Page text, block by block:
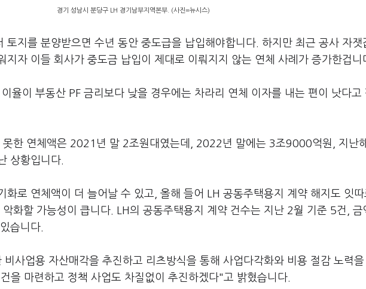
경기 성남시 분당구 LH 경기남부지역본부. (사진=뉴시스)
토지를 분양받으면 수년 동안 중도급을 납입해야합니다. 하지만 최근 공사 자잿
지자 이들 회사가 중도금 납입이 제대로 이뤄지지 않는 연체 사례가 증가한겁니
율이 부동산 PF 금리보다 낮을 경우에는 차라리 연체 이자를 내는 편이 낫다고
못한 연체액은 2021년 말 2조원대였는데, 2022년 말에는 3조9000억원, 지난
상황입니다.
화로 연체액이 더 늘어날 수 있고, 올해 들어 LH 공동주택용지 계약 해지도 잇
화할 가능성이 큽니다. LH의 공동주택용지 계약 건수는 지난 2월 기준 5건, 금
습니다.
비사업용 자산매각을 추진하고 리츠방식을 통해 사업다각화와 비용 절감 노력
을 마련하고 정책 사업도 차질없이 추진하겠다"고 밝혔습니다.